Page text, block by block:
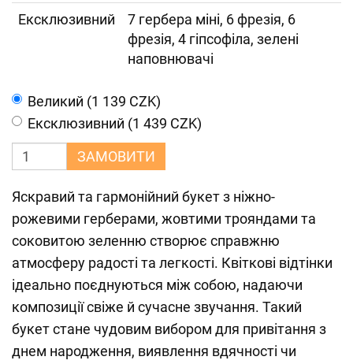
Ексклюзивний
7 гербера міні, 6 фрезія, 6
фрезія, 4 гіпсофіла, зелені
наповнювачі
Великий (1 139 CZK)
Ексклюзивний (1 439 CZK)
ЗАМОВИТИ
Яскравий та гармонійний букет з ніжно-
рожевими герберами, жовтими трояндами та
соковитою зеленню створює справжню
атмосферу радості та легкості. Квіткові відтінки
ідеально поєднуються між собою, надаючи
композиції свіже й сучасне звучання. Такий
букет стане чудовим вибором для привітання з
днем народження, виявлення вдячності чи